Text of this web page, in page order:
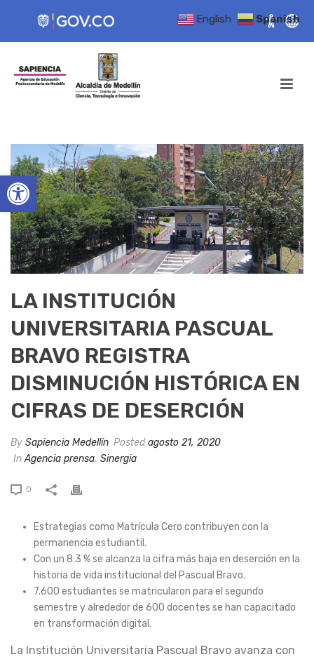
Open toolbar
LA INSTITUCIÓN
UNIVERSITARIA PASCUAL
BRAVO REGISTRA
DISMINUCIÓN HISTÓRICA EN
CIFRAS DE DESERCIÓN
By Sapiencia Medellín Posted agosto 21, 2020
InAgencia prensa, Sinergia
0
Estrategias como Matrícula Cero contribuyen con la
permanencia estudiantil.
Con un 8.3 % se alcanza la cifra más baja en deserción en la
historia de vida institucional del Pascual Bravo.
7.600 estudiantes se matricularon para el segundo
semestre y alrededor de 600 docentes se han capacitado
en transformación digital.
La Institución Universitaria Pascual Bravo avanza con
English Spanish